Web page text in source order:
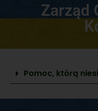
Zarząd
Pomoc, którą